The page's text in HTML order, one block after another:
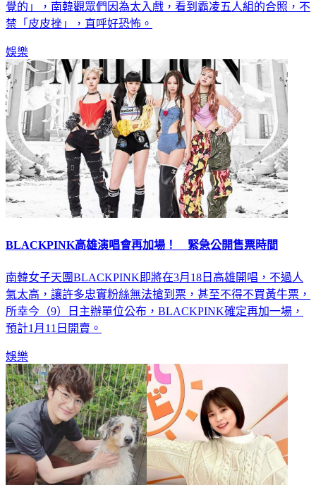
覺的」，南韓觀眾們因為太入戲，看到霸凌五人組的合照，不
禁「皮皮挫」，直呼好恐怖。
娛樂
BLACKPINK高雄演唱會再加場！ 緊急公開售票時間
南韓女子天團BLACKPINK即將在3月18日高雄開唱，不過人
氣太高，讓許多忠實粉絲無法搶到票，甚至不得不買黃牛票，
所幸今（9）日主辦單位公布，BLACKPINK確定再加一場，
預計1月11日開賣。
娛樂